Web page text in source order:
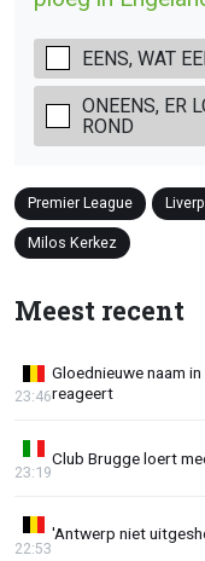
EENS, WAT
ONEENS, ER
ROND
Premier League
Milos Kerkez
Meest recent
Gloednieuwe naam
reageert
23:46
Club Brugge loert
23:19
'Antwerp niet
22:53